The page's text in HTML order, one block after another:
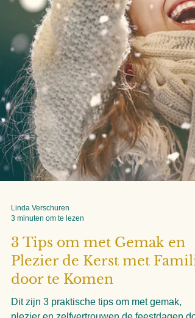
Linda Verschuren
3 minuten om te lezen